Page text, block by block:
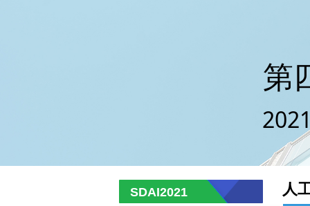
第
第二届山
人
SDAI2021